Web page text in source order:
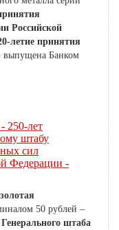
Российской
летие принятия
выпущена Банком
250-лет
штабу
сил
Федерации -
50 рублей –
Генерального штаба